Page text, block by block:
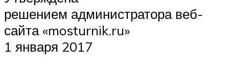
решением администратора веб-
сайта «mosturnik.ru»
1 января 2017